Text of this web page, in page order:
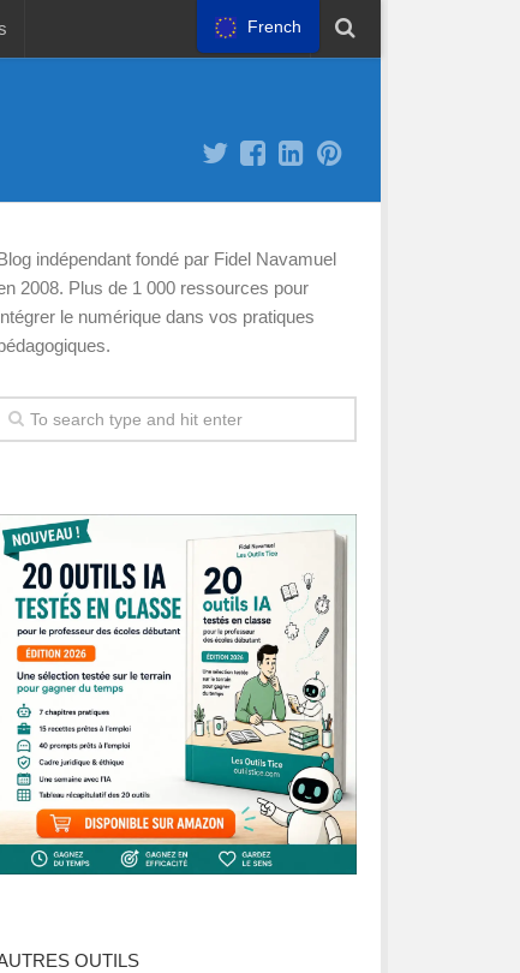
indépendant fondé par Fidel Navamuel
2008. Plus de 1 000 ressources pour
le numérique dans vos pratiques
OUTILS
French